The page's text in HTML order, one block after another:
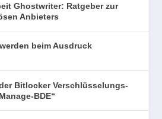
Ghostwriter: Ratgeber zur
Anbieters
beim Ausdruck
Bitlocker Verschlüsselungs-
BDE“